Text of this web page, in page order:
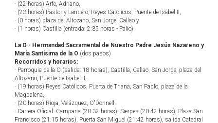
· (22 horas) Arfe, Adriano,
· (23 horas) Pastor y Landero, Reyes Católicos, Puente de Isabel II,
· (0 horas) plaza del Altozano, San Jorge, Callao y
· (1 horas) Castilla (entrada: 2:35 horas - Palio).
La O - Hermandad Sacramental de Nuestro Padre Jesús Nazareno y
María Santísima de la O (dos pasos)
Recorridos y horarios:
· Parroquia de la O (salida: 18 horas), Castilla, Callao, San Jorge, plaza del
Altozano, Puente de Isabel II,
· (19 horas) Reyes Católicos, Puerta de Triana, San Pablo, plaza de la
Magdalena,
· (20 horas) Rioja, Velázquez, O'Donnell.
· Carrera Oficial: Campana (20:32 horas), Sierpes (20:42 horas), Plaza San
Francisco (21:15 horas), Puerta San Miguel (21:42 horas), salida Catedral